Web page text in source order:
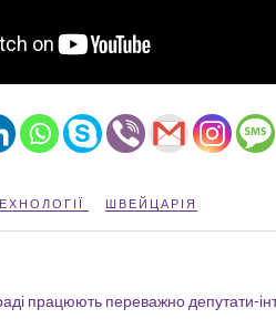
ШВЕЙЦАРІЯ
працюють переважно депутати-